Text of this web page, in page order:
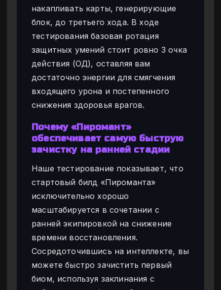
накапливать карты, генерирующие
блок, до третьего хода. В ходе
тестирования базовая ротация
защитных умений стоит ровно 3 очка
действия (ОД), оставляя вам
достаточно энергии для смягчения
входящего урона и постепенного
снижения здоровья врагов.
Почему «Пиромант»
обеспечивает самую быструю
зачистку на ранней стадии
Наше тестирование показывает, что
стартовый билд «Пироманта»
исключительно хорошо
масштабируется в сочетании с
ранней экипировкой на снижение
времени восстановления.
Сосредоточившись на интеллекте, вы
можете быстро зачистить первый
биом, используя заклинания с